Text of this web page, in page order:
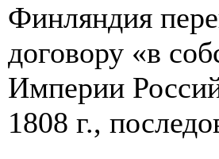
Финляндия
договору «в
Империи
1808 г.,